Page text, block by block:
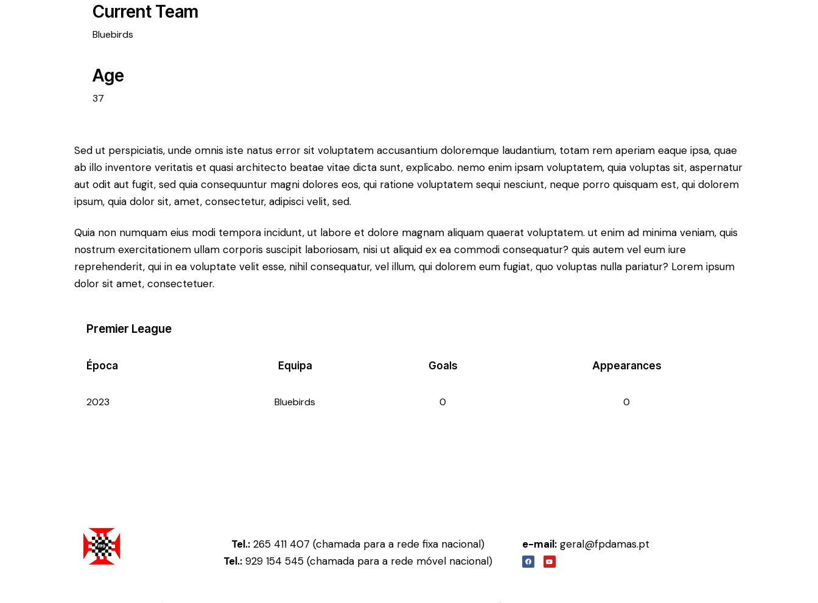
Current Team
Bluebirds
Age
37
Sed ut perspiciatis, unde omnis iste natus error sit voluptatem accusantium doloremque laudantium, totam rem aperiam eaque ipsa, quae
ab illo inventore veritatis et quasi architecto beatae vitae dicta sunt, explicabo. nemo enim ipsam voluptatem, quia voluptas sit, aspernatur
aut odit aut fugit, sed quia consequuntur magni dolores eos, qui ratione voluptatem sequi nesciunt, neque porro quisquam est, qui dolorem
ipsum, quia dolor sit, amet, consectetur, adipisci velit, sed.
Quia non numquam eius modi tempora incidunt, ut labore et dolore magnam aliquam quaerat voluptatem. ut enim ad minima veniam, quis
nostrum exercitationem ullam corporis suscipit laboriosam, nisi ut aliquid ex ea commodi consequatur? quis autem vel eum iure
reprehenderit, qui in ea voluptate velit esse, nihil consequatur, vel illum, qui dolorem eum fugiat, quo voluptas nulla pariatur? Lorem ipsum
dolor sit amet, consectetuer.
Premier League
Época Equipa Goals Appearances
2023 Bluebirds 0 0
Tel.: 265 411 407 (chamada para a rede fixa nacional)
Tel.: 929 154 545 (chamada para a rede móvel nacional)
e-mail: geral@fpdamas.pt